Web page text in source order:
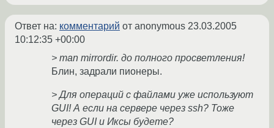
Ответ на: комментарий от anonymous 23.03.2005
10:12:35 +00:00
> man mirrordir. до полного просветления!
Блин, задрали пионеры.
> Для операций с файлами уже используют
GUI! А если на сервере через ssh? Тоже
через GUI и Иксы будете?